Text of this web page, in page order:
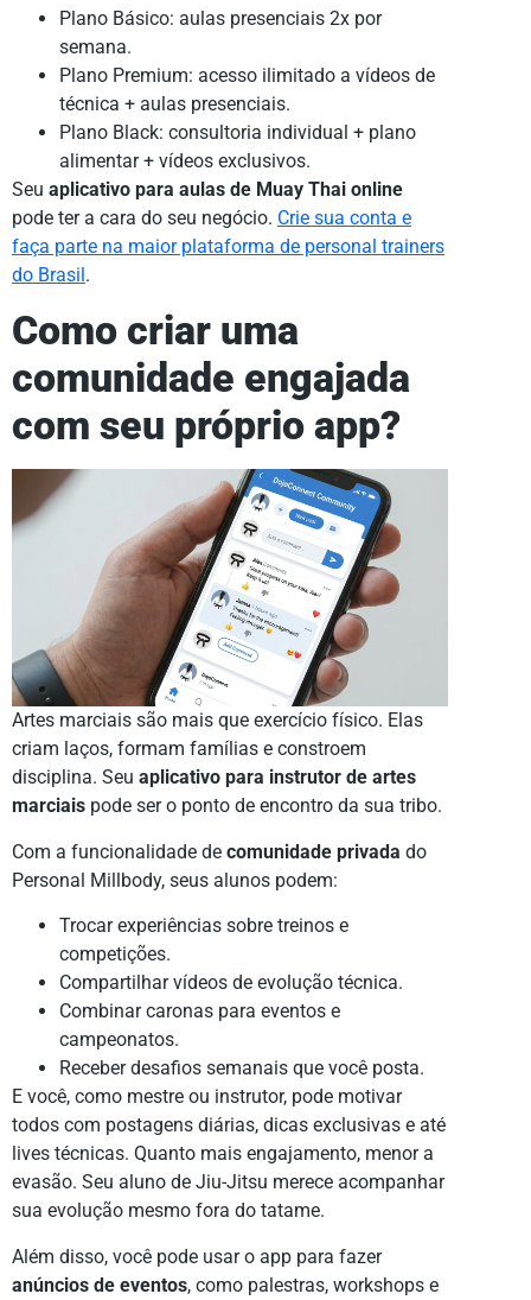
Plano Básico: aulas presenciais 2x por
semana.
Plano Premium: acesso ilimitado a vídeos de
técnica + aulas presenciais.
Plano Black: consultoria individual + plano
alimentar + vídeos exclusivos.
Seu aplicativo para aulas de Muay Thai online
pode ter a cara do seu negócio. Crie sua conta e
faça parte na maior plataforma de personal trainers
do Brasil .
Como criar uma
comunidade engajada
com seu próprio app?
Artes marciais são mais que exercício físico. Elas
criam laços, formam famílias e constroem
disciplina. Seu aplicativo para instrutor de artes
marciais pode ser o ponto de encontro da sua tribo.
Com a funcionalidade de comunidade privada do
Personal Millbody, seus alunos podem:
Trocar experiências sobre treinos e
competições.
Compartilhar vídeos de evolução técnica.
Combinar caronas para eventos e
campeonatos.
Receber desafios semanais que você posta.
E você, como mestre ou instrutor, pode motivar
todos com postagens diárias, dicas exclusivas e até
lives técnicas. Quanto mais engajamento, menor a
evasão. Seu aluno de Jiu-Jitsu merece acompanhar
sua evolução mesmo fora do tatame.
Além disso, você pode usar o app para fazer
anúncios de eventos, como palestras, workshops e